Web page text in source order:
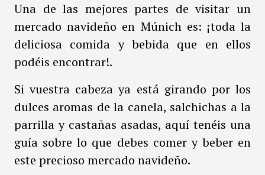
Una de las mejores partes de visitar un
mercado navideño en Múnich es: ¡toda la
deliciosa comida y bebida que en ellos
podéis encontrar!.
Si vuestra cabeza ya está girando por los
dulces aromas de la canela, salchichas a la
parrilla y castañas asadas, aquí tenéis una
guía sobre lo que debes comer y beber en
este precioso mercado navideño.